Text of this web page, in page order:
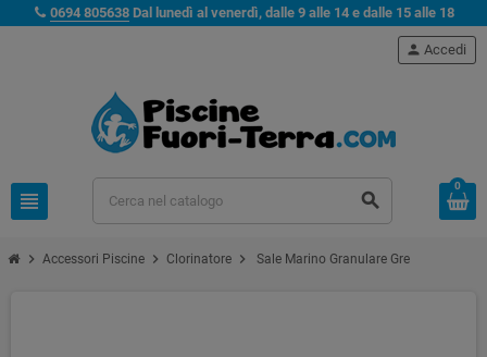
0694 805638 Dal lunedì al venerdì, dalle 9 alle 14 e dalle 15 alle 18
view_headline search
person Accedi
0
chevron_right Accessori Piscine chevron_right Clorinatore chevron_right Sale Marino Granulare Gre